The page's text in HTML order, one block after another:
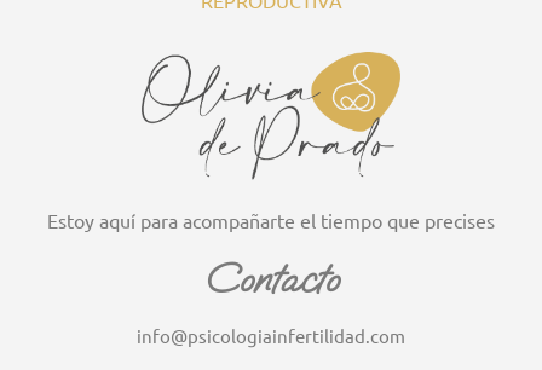
Estoy aquí para acompañarte el tiempo que precises
Contacto
info@psicologiainfertilidad.com